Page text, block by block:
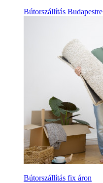
Bútorszállítás Budapestre
Bútorszállítás fix áron